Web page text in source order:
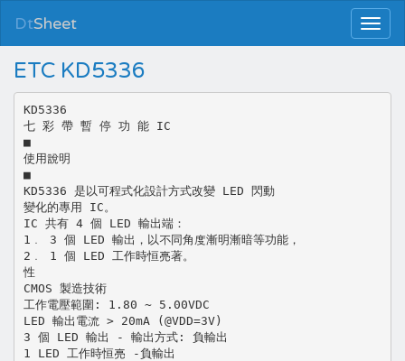
DtSheet
ETC KD5336
KD5336
七 彩 帶 暫 停 功 能 IC
■
使用說明
■
KD5336 是以可程式化設計方式改變 LED 閃動
變化的專用 IC。
IC 共有 4 個 LED 輸出端：
1﹒ 3 個 LED 輸出，以不同角度漸明漸暗等功能，
2﹒ 1 個 LED 工作時恒亮著。
性
CMOS 製造技術
工作電壓範圍: 1.80 ~ 5.00VDC
LED 輸出電流 > 20mA (@VDD=3V)
3 個 LED 輸出 - 輸出方式: 負輸出
1 LED 工作時恒亮 -負輸出